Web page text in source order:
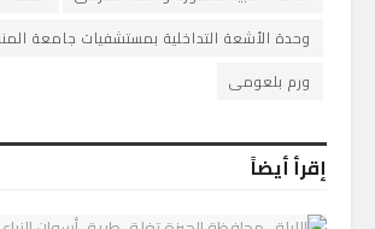
وحدة الأشعة التداخلية بمستشفيات جامعة
ورم بلعومى
إقرأ أيضاً